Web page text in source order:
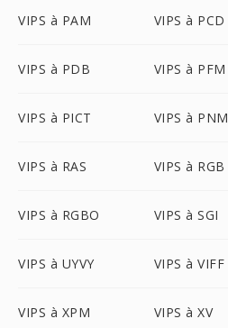
VIPS à PAM VIPS à PCD
VIPS à PDB VIPS à PFM
VIPS à PICT VIPS à PNM
VIPS à RAS VIPS à RGB
VIPS à RGBO VIPS à SGI
VIPS à UYVY VIPS à VIFF
VIPS à XPM VIPS à XV